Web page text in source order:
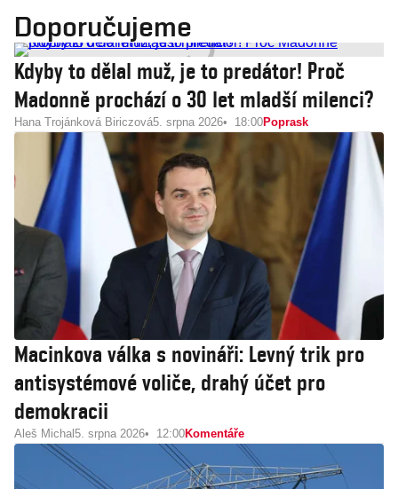
Doporučujeme
Kdyby to dělal muž, je to predátor! Proč
Madonně prochází o 30 let mladší milenci?
Hana Trojánková Biriczová5. srpna 2026 18:00Poprask
Macinkova válka s novináři: Levný trik pro
antisystémové voliče, drahý účet pro
demokracii
Aleš Michal 5. srpna 2026 12:00Komentáře